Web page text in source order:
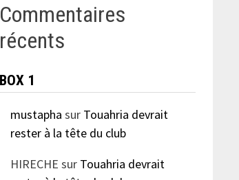
Commentaires
récents
BOX 1
mustapha sur Touahria devrait
rester à la tête du club
HIRECHE sur Touahria devrait